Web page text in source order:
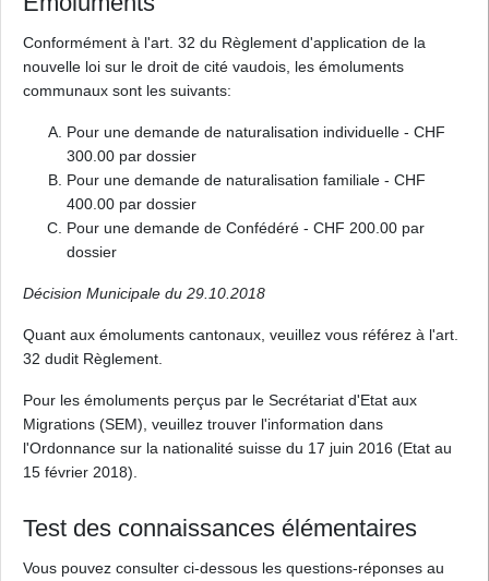
Conformément à l'art. 32 du Règlement d'application de la
nouvelle loi sur le droit de cité vaudois, les émoluments
communaux sont les suivants:
Pour une demande de naturalisation individuelle - CHF
300.00 par dossier
Pour une demande de naturalisation familiale - CHF
400.00 par dossier
Pour une demande de Confédéré - CHF 200.00 par
dossier
Décision Municipale du 29.10.2018
Quant aux émoluments cantonaux, veuillez vous référez à l'art.
32 dudit Règlement.
Pour les émoluments perçus par le Secrétariat d'Etat aux
Migrations (SEM), veuillez trouver l'information dans
l'Ordonnance sur la nationalité suisse du 17 juin 2016 (Etat au
15 février 2018).
Test des connaissances élémentaires
Vous pouvez consulter ci-dessous les questions-réponses au